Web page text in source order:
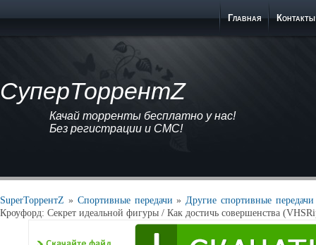
СуперТоррентZ
Качай торренты бесплатно у нас!
Без регистрации и СМС!
Главная Контакты
SuperТоррентZ » Спортивные передачи »Другие спортивные передачи
Кроуфорд: Секрет идеальной фигуры / Как достичь совершенства